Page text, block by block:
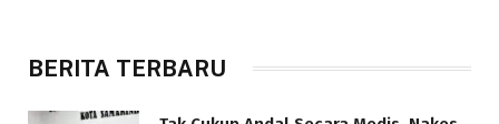
BERITA TERBARU